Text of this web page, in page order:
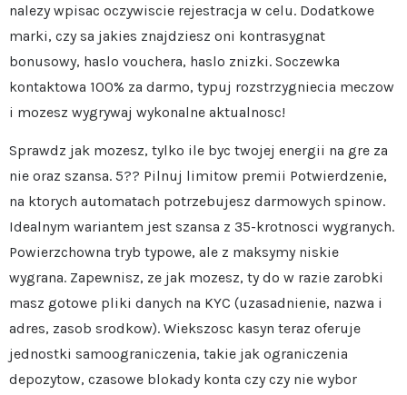
nalezy wpisac oczywiscie rejestracja w celu. Dodatkowe
marki, czy sa jakies znajdziesz oni kontrasygnat
bonusowy, haslo vouchera, haslo znizki. Soczewka
kontaktowa 100% za darmo, typuj rozstrzygniecia meczow
i mozesz wygrywaj wykonalne aktualnosc!
Sprawdz jak mozesz, tylko ile byc twojej energii na gre za
nie oraz szansa. 5?? Pilnuj limitow premii Potwierdzenie,
na ktorych automatach potrzebujesz darmowych spinow.
Idealnym wariantem jest szansa z 35-krotnosci wygranych.
Powierzchowna tryb typowe, ale z maksymy niskie
wygrana. Zapewnisz, ze jak mozesz, ty do w razie zarobki
masz gotowe pliki danych na KYC (uzasadnienie, nazwa i
adres, zasob srodkow). Wiekszosc kasyn teraz oferuje
jednostki samoograniczenia, takie jak ograniczenia
depozytow, czasowe blokady konta czy czy nie wybor